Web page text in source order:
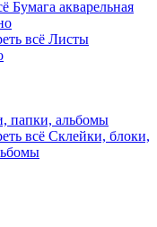
Бумага акварельная
всё Листы
папки, альбомы
всё Склейки, блоки,